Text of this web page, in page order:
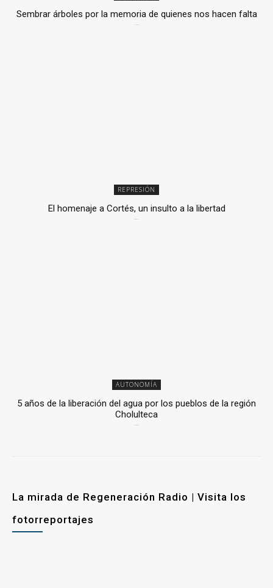
Sembrar árboles por la memoria de quienes nos hacen falta
REPRESIÓN
El homenaje a Cortés, un insulto a la libertad
AUTONOMÍA
5 años de la liberación del agua por los pueblos de la región
Cholulteca
La mirada de Regeneración Radio | Visita los
fotorreportajes